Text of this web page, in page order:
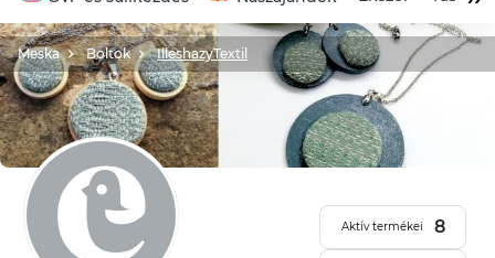
Meska Boltok IlleshazyTextil
Aktív termékei 8